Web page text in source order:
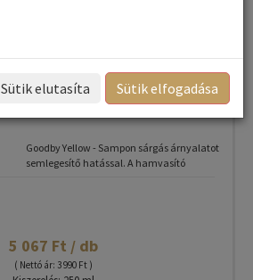
Charcoal Karbon9 Hamvasító
sampon aktív szénnel és goji
bogyó kivonattal
Goodby Yellow - Sampon sárgás árnyalatot
semlegesítő hatással. A hamvasító
5 067 Ft / db
( Nettó ár: 3 990 Ft )
Sütik elutasíta Sütik elfogadása